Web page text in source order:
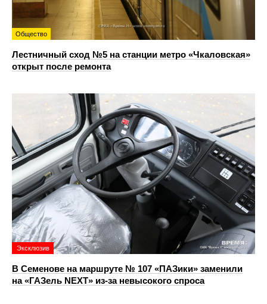
Общество
Лестничный сход №5 на станции метро «Чкаловская»
открыт после ремонта
Эксклюзив
В Семенове на маршруте № 107 «ПАЗики» заменили
на «ГАЗель NEXT» из‑за невысокого спроса